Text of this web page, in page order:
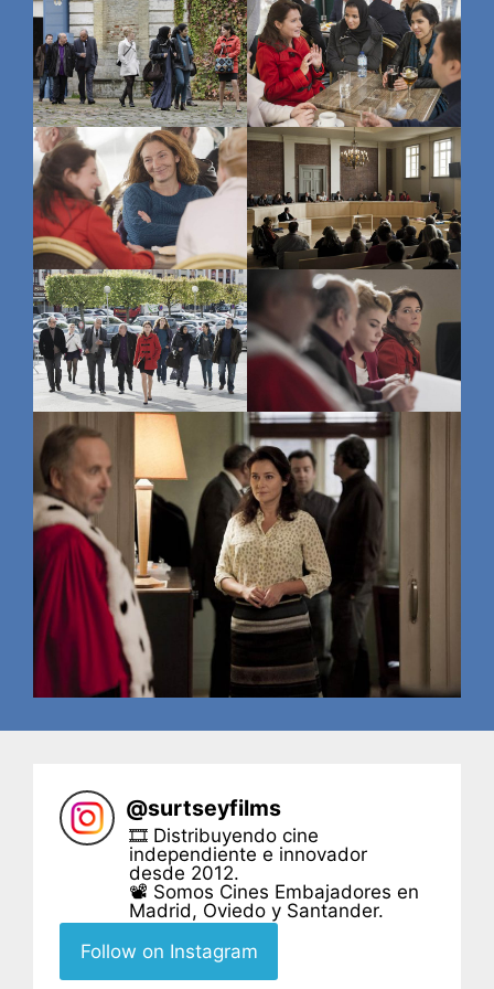
@surtseyfilms
🎞 Distribuyendo cine
independiente e innovador
desde 2012.
📽 Somos Cines Embajadores en
Madrid, Oviedo y Santander.
Follow on Instagram